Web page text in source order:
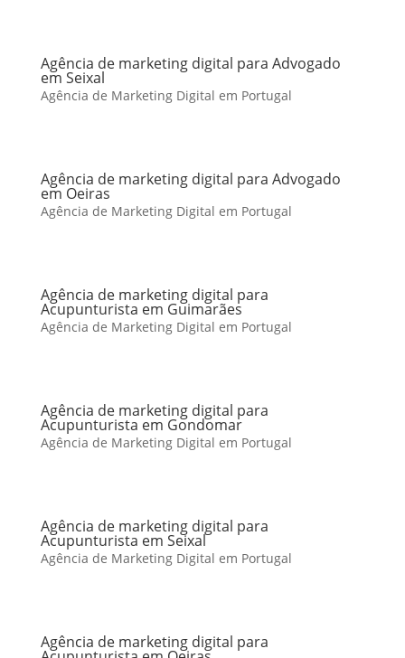
Agência de marketing digital para Advogado
em Seixal
Agência de Marketing Digital em Portugal
Agência de marketing digital para Advogado
em Oeiras
Agência de Marketing Digital em Portugal
Agência de marketing digital para
Acupunturista em Guimarães
Agência de Marketing Digital em Portugal
Agência de marketing digital para
Acupunturista em Gondomar
Agência de Marketing Digital em Portugal
Agência de marketing digital para
Acupunturista em Seixal
Agência de Marketing Digital em Portugal
Agência de marketing digital para